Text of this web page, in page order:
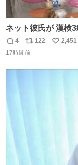
ネット彼氏が 漢検
返
信
4
リ
ポ
122
い
2,451
17時間前